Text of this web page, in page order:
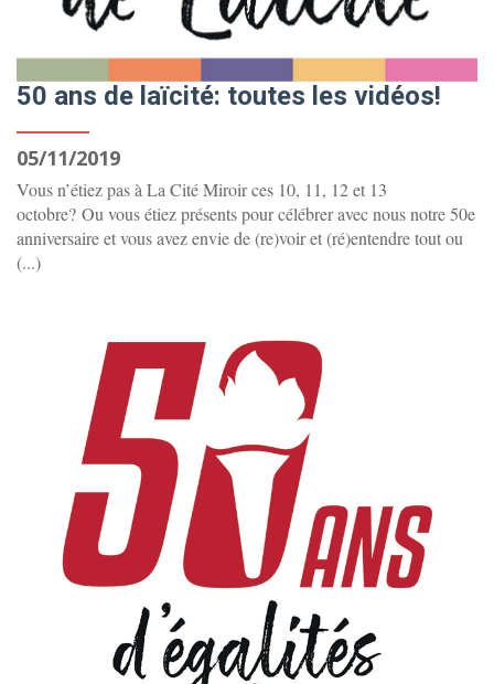
50 ans de laïcité: toutes les vidéos!
05/11/2019
Vous n’étiez pas à La Cité Miroir ces 10, 11, 12 et 13
octobre? Ou vous étiez présents pour célébrer avec nous notre 50e
anniversaire et vous avez envie de (re)voir et (ré)entendre tout ou
(...)